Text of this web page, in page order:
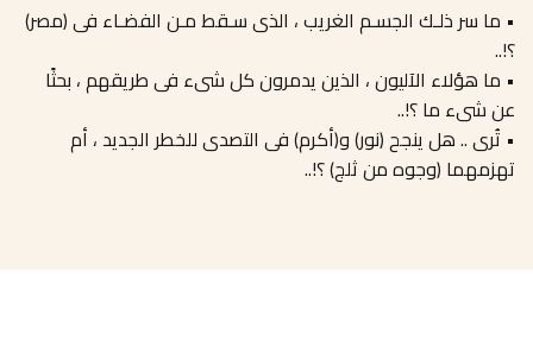
• ما سر ذلـك الجسـم الغريب ، الذى سـقط مـن الفضـاء فى (مصر)
؟!..
• ما هؤلاء الآليون ، الذين يدمرون كل شىء فى طريقهم ، بحثًا
عن شىء ما ؟!..
• تُرى .. هل ينجح (نور) و(أكرم) فى التصدى للخطر الجديد ، أم
تهزمهما (وجوه من ثلج) ؟!..